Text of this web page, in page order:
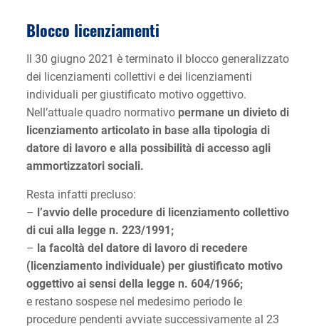
Blocco licenziamenti
Il 30 giugno 2021 è terminato il blocco generalizzato
dei licenziamenti collettivi e dei licenziamenti
individuali per giustificato motivo oggettivo.
Nell’attuale quadro normativo permane un divieto di
licenziamento articolato in base alla tipologia di
datore di lavoro e alla possibilità di accesso agli
ammortizzatori sociali.
Resta infatti precluso:
– l’avvio delle procedure di licenziamento collettivo
di cui alla legge n. 223/1991;
– la facoltà del datore di lavoro di recedere
(licenziamento individuale) per giustificato motivo
oggettivo ai sensi della legge n. 604/1966;
e restano sospese nel medesimo periodo le
procedure pendenti avviate successivamente al 23